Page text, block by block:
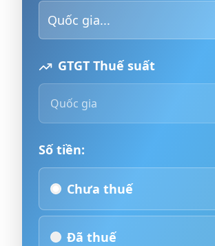
Quốc gia...
GTGT Thuế suất
Quốc gia
Số tiền:
Chưa thuế
Đã thuế